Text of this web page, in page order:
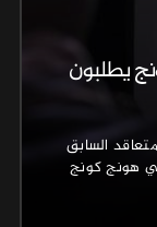
يطلبون
السابق
في هونج كونج